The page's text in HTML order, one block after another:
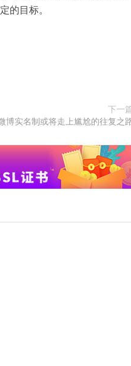
的目标。
下一
博实名制或将走上尴尬的往复之